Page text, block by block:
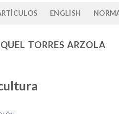
ENGLISH
TORRES ARZOLA